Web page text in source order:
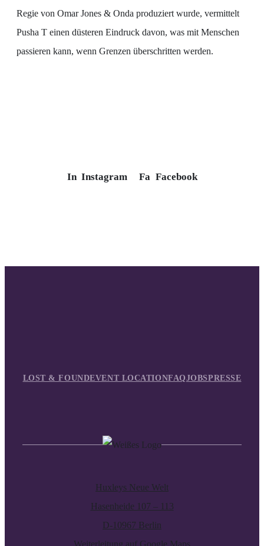
Regie von Omar Jones & Onda produziert wurde, vermittelt
Pusha T einen düsteren Eindruck davon, was mit Menschen
passieren kann, wenn Grenzen überschritten werden.
In Instagram Fa Facebook
LOST & FOUNDEVENT LOCATIONFAQJOBSPRESSE
Huxleys Neue Welt
Hasenheide 107 – 113
D-10967 Berlin
Weiterleitung auf Google Maps